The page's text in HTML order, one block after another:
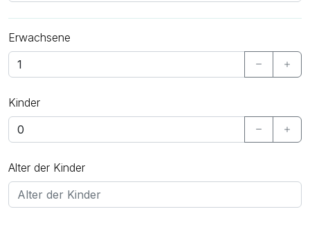
Erwachsene
Kinder
Alter der Kinder